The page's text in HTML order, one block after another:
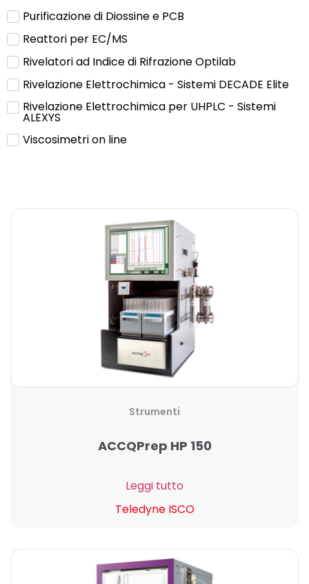
Purificazione di Diossine e PCB
Reattori per EC/MS
Rivelatori ad Indice di Rifrazione Optilab
Rivelazione Elettrochimica - Sistemi DECADE Elite
Rivelazione Elettrochimica per UHPLC - Sistemi
ALEXYS
Viscosimetri on line
Strumenti
ACCQPrep HP 150
Leggi tutto
Teledyne ISCO